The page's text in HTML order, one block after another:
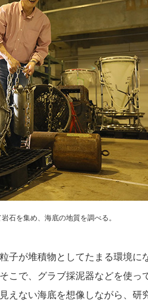
石を集め、海底の地質を調べる。
が堆積物としてたまる環境に
で、グラブ採泥器などを使っ
えない海底を想像しながら、研